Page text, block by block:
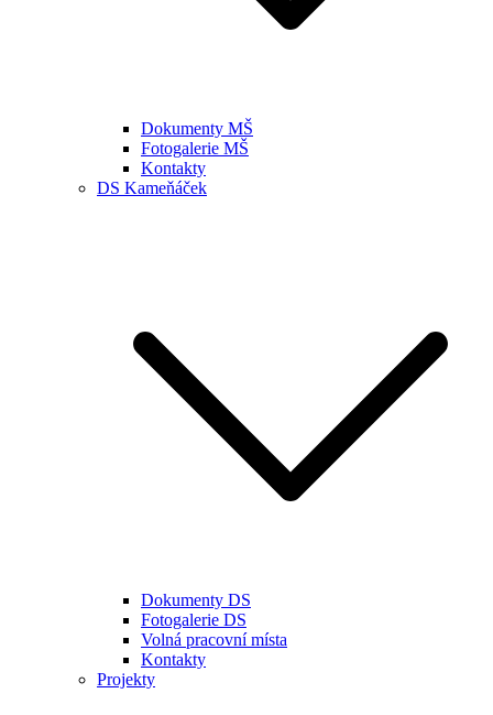
Dokumenty MŠ
Fotogalerie MŠ
Kontakty
DS Kameňáček
Dokumenty DS
Fotogalerie DS
Volná pracovní místa
Kontakty
Projekty